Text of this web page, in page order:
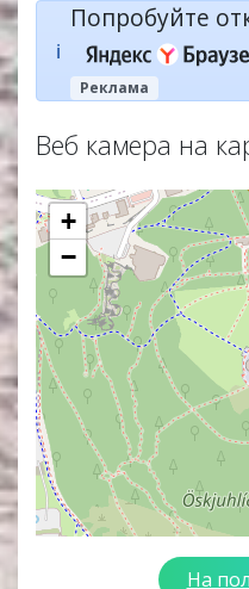
ℹ️
Попробуйте
Реклама
Веб камера на
+
−
На